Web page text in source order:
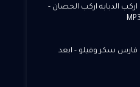
الدبابه اركب الحصان -
سكر وفيلو - ابعد